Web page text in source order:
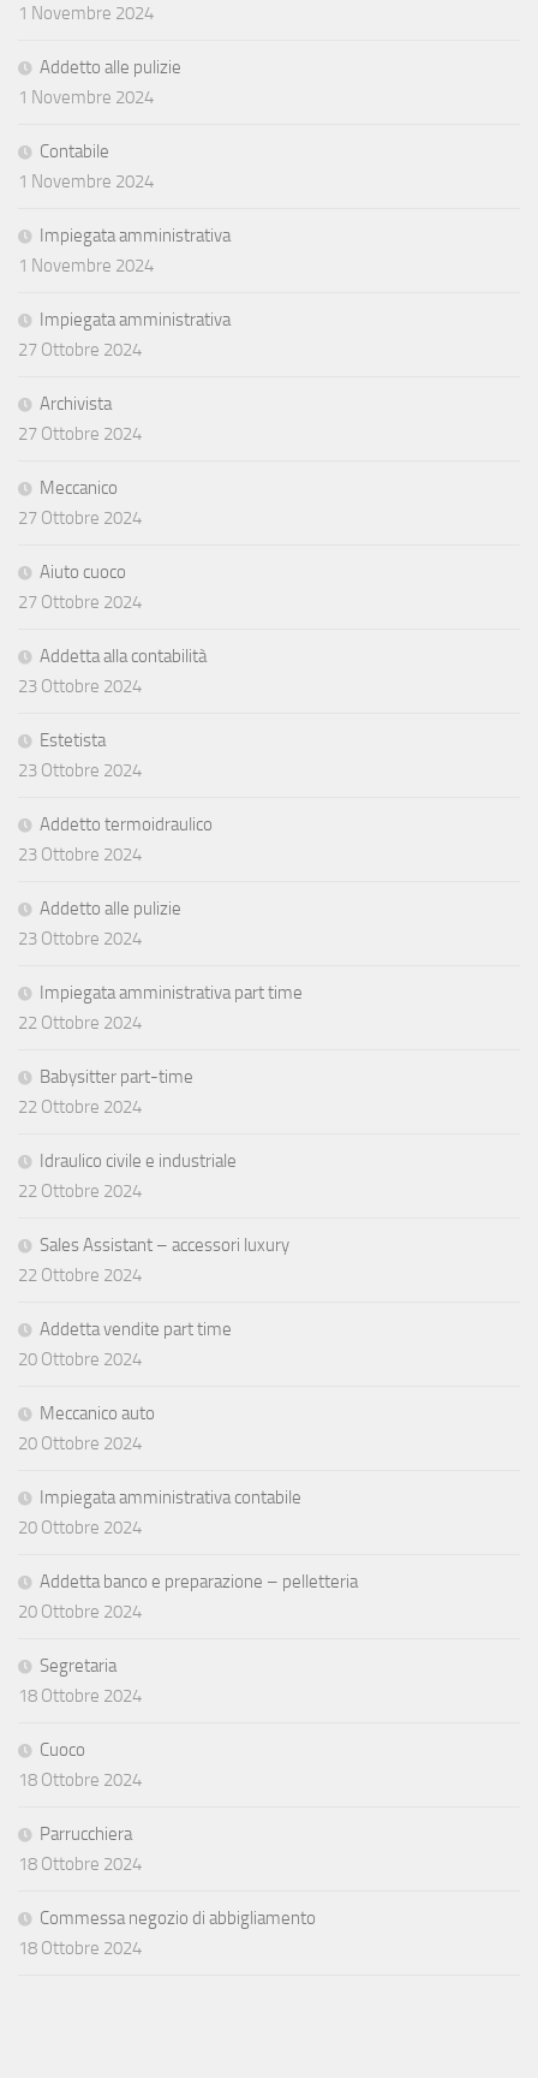
1 Novembre 2024
Addetto alle pulizie
1 Novembre 2024
Contabile
1 Novembre 2024
Impiegata amministrativa
1 Novembre 2024
Impiegata amministrativa
27 Ottobre 2024
Archivista
27 Ottobre 2024
Meccanico
27 Ottobre 2024
Aiuto cuoco
27 Ottobre 2024
Addetta alla contabilità
23 Ottobre 2024
Estetista
23 Ottobre 2024
Addetto termoidraulico
23 Ottobre 2024
Addetto alle pulizie
23 Ottobre 2024
Impiegata amministrativa part time
22 Ottobre 2024
Babysitter part-time
22 Ottobre 2024
Idraulico civile e industriale
22 Ottobre 2024
Sales Assistant – accessori luxury
22 Ottobre 2024
Addetta vendite part time
20 Ottobre 2024
Meccanico auto
20 Ottobre 2024
Impiegata amministrativa contabile
20 Ottobre 2024
Addetta banco e preparazione – pelletteria
20 Ottobre 2024
Segretaria
18 Ottobre 2024
Cuoco
18 Ottobre 2024
Parrucchiera
18 Ottobre 2024
Commessa negozio di abbigliamento
18 Ottobre 2024